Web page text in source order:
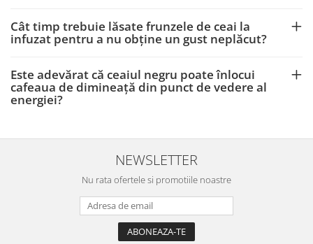
Cât timp trebuie lăsate frunzele de ceai la
infuzat pentru a nu obține un gust neplăcut?
Este adevărat că ceaiul negru poate înlocui
cafeaua de dimineață din punct de vedere al
energiei?
NEWSLETTER
Nu rata ofertele si promotiile noastre